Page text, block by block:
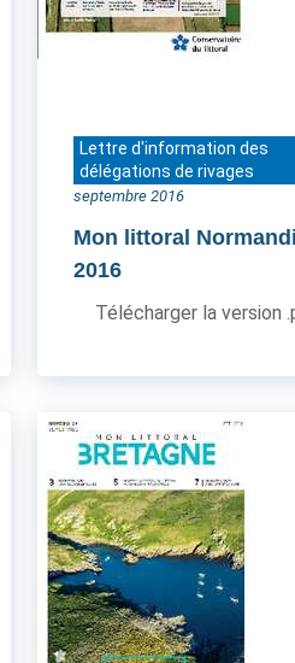
Lettre d'information des
délégations de rivages
septembre 2016
Mon littoral
2016
Télécharger la version